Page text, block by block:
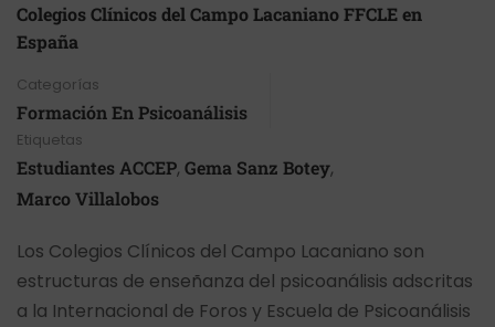
Colegios Clínicos del Campo Lacaniano FFCLE en
España
Categorías
Formación En Psicoanálisis
Etiquetas
Estudiantes ACCEP, Gema Sanz Botey,
Marco Villalobos
Los Colegios Clínicos del Campo Lacaniano son
estructuras de enseñanza del psicoanálisis adscritas
a la Internacional de Foros y Escuela de Psicoanálisis